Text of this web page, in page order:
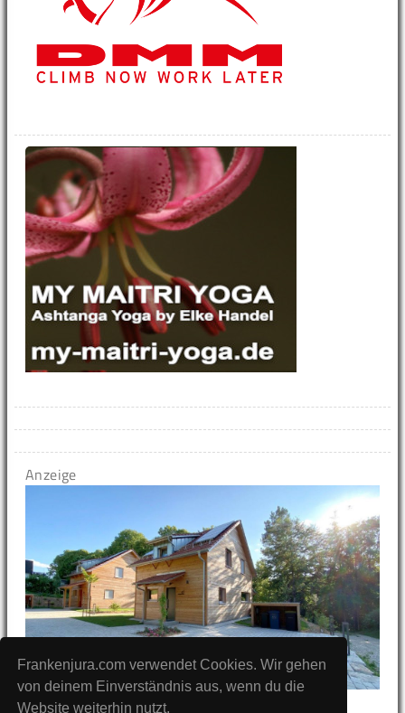
Frankenjura.com verwendet Cookies. Wir gehen
von deinem Einverständnis aus, wenn du die
Website weiterhin nutzt.
Anzeige